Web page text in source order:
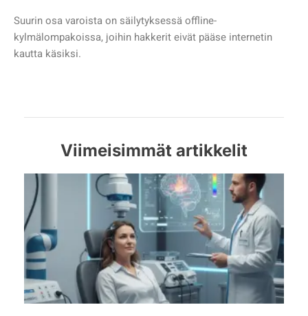
Suurin osa varoista on säilytyksessä offline-
kylmälompakoissa, joihin hakkerit eivät pääse internetin
kautta käsiksi.
Viimeisimmät artikkelit